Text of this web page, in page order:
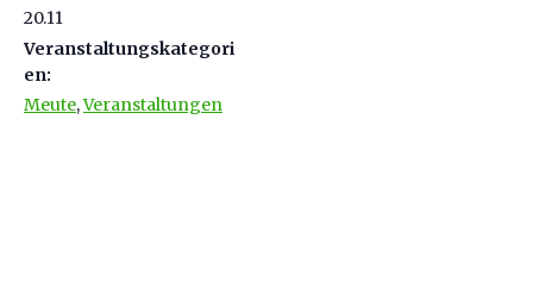
20.11
Veranstaltungskategori
en:
Meute,Veranstaltungen